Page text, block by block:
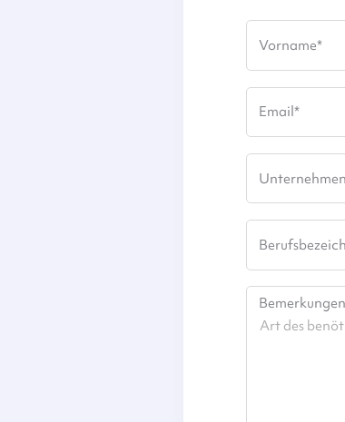
Vorname*
Email*
Unternehmen
Bemerkungen